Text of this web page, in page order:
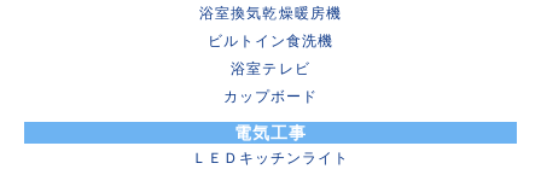
浴室換気乾燥暖房機
ビルトイン食洗機
浴室テレビ
カップボード
電気工事
ＬＥＤキッチンライト